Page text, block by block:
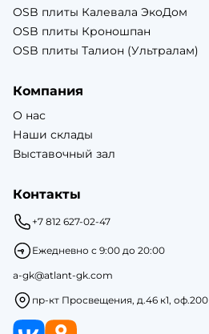
OSB плиты Калевала ЭкоДом
OSB плиты Кроношпан
OSB плиты Талион (Ультралам)
Компания
О нас
Наши склады
Выставочный зал
Контакты
+7 812 627-02-47
Ежедневно с 9:00 до 20:00
a-gk@atlant-gk.com
пр-кт Просвещения, д.46 к1, оф.200